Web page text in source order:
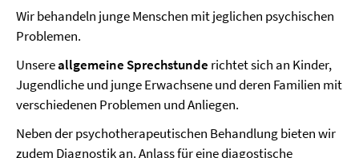
Wir behandeln junge Menschen mit jeglichen psychischen
Problemen.
Unsereallgemeine Sprechstunde richtet sich an Kinder,
Jugendliche und junge Erwachsene und deren Familien mit
verschiedenen Problemen und Anliegen.
Neben der psychotherapeutischen Behandlung bieten wir
zudem Diagnostik an. Anlass für eine diagostische